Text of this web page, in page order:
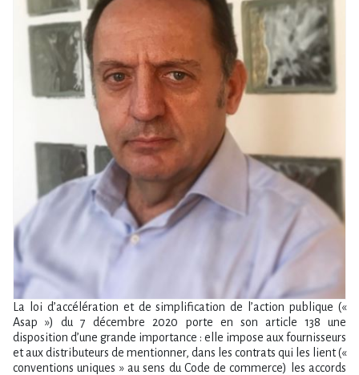
La loi d’accélération et de simplification de l’action publique («
Asap ») du 7 décembre 2020 porte en son article 138 une
disposition d’une grande importance : elle impose aux fournisseurs
et aux distributeurs de mentionner, dans les contrats qui les lient («
conventions uniques » au sens du Code de commerce) les accords